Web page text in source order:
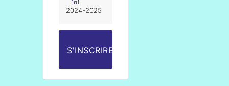
2024-2025
S'INSCRIRE